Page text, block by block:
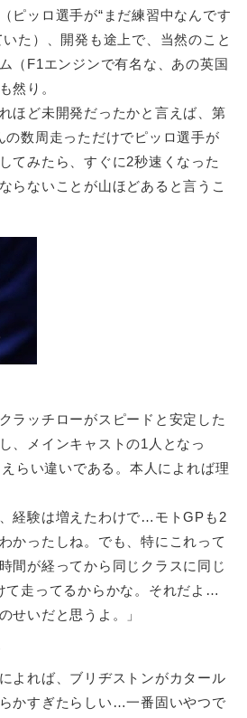
ピッロ選手が“まだ練習中なんです
た）、開発も途上で、当然のこと
（F1エンジンで有名な、あの英国
然り。
ほど未開発だったかと言えば、第
の数周走っただけでピッロ選手が
てみたら、すぐに2秒速くなった
らないことが山ほどあると言うこ
ラッチローがスピードと安定した
、メインキャストの1人となっ
らい違いである。本人によれば理
、経験は増えたわけで…モトGPも2
かったしね。でも、特にこれって
間が経ってから同じクラスに同じ
て走ってるからかな。それだよ…
せいだと思うよ。」
よれば、ブリヂストンがカタール
かすぎたらしい…一番固いやつで